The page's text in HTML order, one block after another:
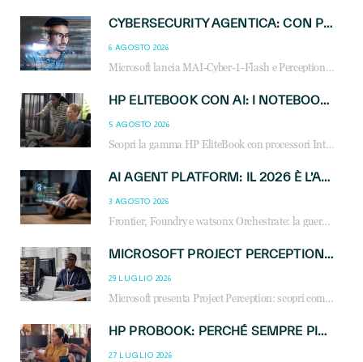
CYBERSECURITY AGENTICA: CON PERCEPTION E MAI-CYBER-1-FLASH MICROSOFT APRE NUOVI SERVIZI PER IL CANALE
6 AGOSTO 2026
Microsoft lancia MAI-Cyber-1-Flash e Perception: cybersecurity agentica in preview dal 3 novembre. Cosa cambia per MSP, system integrator e reseller.
HP ELITEBOOK CON AI: I NOTEBOOK BUSINESS INTELLIGENTI CHE TRASFORMANO PRODUTTIVITÀ, SICUREZZA E LAVORO IBRIDO
5 AGOSTO 2026
Scopri la gamma HP EliteBook con processori Intel® Core™ Ultra e AMD Ryzen™ AI. Notebook business progettati per aumentare la produttività, migliorare la collaborazione e garantire sicurezza avanzata in ufficio e in mobilità.
AI AGENT PLATFORM: IL 2026 È L’ANNO DEL «SISTEMA OPERATIVO» PER GLI AGENTI AZIENDALI
3 AGOSTO 2026
Frontier, Foundry e watsonx Orchestrate: la guerra delle piattaforme AI agent ridisegna il mercato IT. Cosa cambia per reseller, MSP e system integrator.
MICROSOFT PROJECT PERCEPTION: COME GLI AGENTI AI CAMBIERANNO SOC, CYBERSECURITY E SERVIZI MSP
29 LUGLIO 2026
Microsoft presenta Project Perception: scopri come gli agenti AI possono trasformare cybersecurity, SOC e servizi gestiti degli MSP.
HP PROBOOK: PERCHÉ SEMPRE PIÙ AZIENDE SCELGONO NOTEBOOK PROGETTATI PER IL LAVORO MODERNO
27 LUGLIO 2026